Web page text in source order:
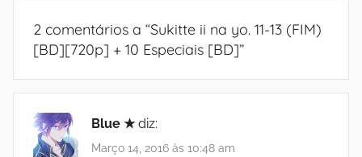
2 comentários a “Sukitte ii na yo. 11-13 (FIM)
[BD][720p] + 10 Especiais [BD]”
Blue ★ diz:
Março 14, 2016 às 10:48 am